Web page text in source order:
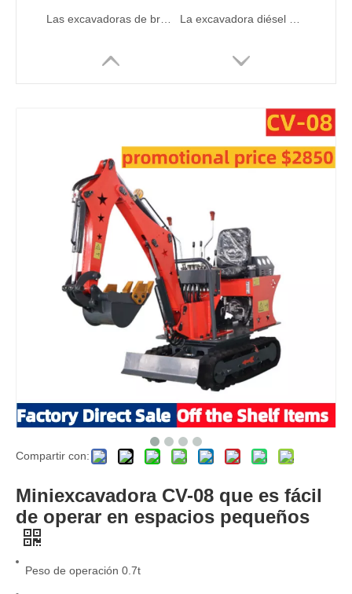
CV-35 Excavadora de orugas hidráulica de venta directa de fabricantes de 3 toneladas
Compartir con:
Miniexcavadora CV-08 que es fácil
de operar en espacios pequeños
Peso de operación 0.7t